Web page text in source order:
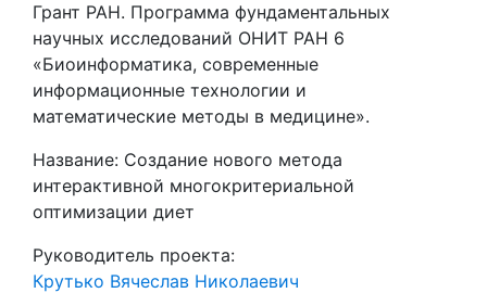
Грант РАН. Программа фундаментальных
научных исследований ОНИТ РАН 6
«Биоинформатика, современные
информационные технологии и
математические методы в медицине».
Название: Создание нового метода
интерактивной многокритериальной
оптимизации диет
Руководитель проекта:
Крутько Вячеслав Николаевич